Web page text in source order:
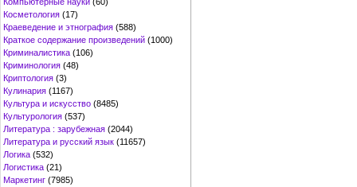
Косметология (17)
Краеведение и этнография (588)
Краткое содержание произведений (1000)
Криминалистика (106)
Криминология (48)
Криптология (3)
Кулинария (1167)
Культура и искусство (8485)
Культурология (537)
Литература : зарубежная (2044)
Литература и русский язык (11657)
Логика (532)
Логистика (21)
Маркетинг (7985)